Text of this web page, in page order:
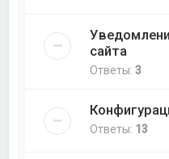
сайта
Ответы:3
Ответы: 13